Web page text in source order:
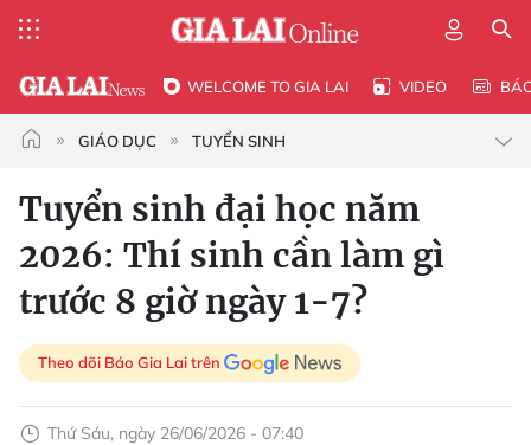
WELCOME TO GIA LAI VIDEO
GIÁO DỤC TUYỂN SINH
Tuyển sinh đại học năm
2026: Thí sinh cần làm gì
trước 8 giờ ngày 1-7?
Theo dõi Báo Gia Lai trên
Thứ Sáu, ngày 26/06/2026 - 07:40